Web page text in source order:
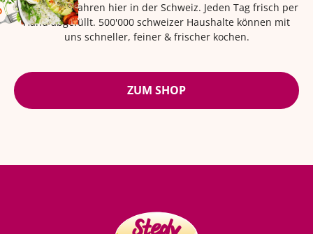
Seit über 42 Jahren hier in der Schweiz. Jeden Tag frisch per
Hand abgefüllt. 500'000 schweizer Haushalte können mit
uns schneller, feiner & frischer kochen.
ZUM SHOP